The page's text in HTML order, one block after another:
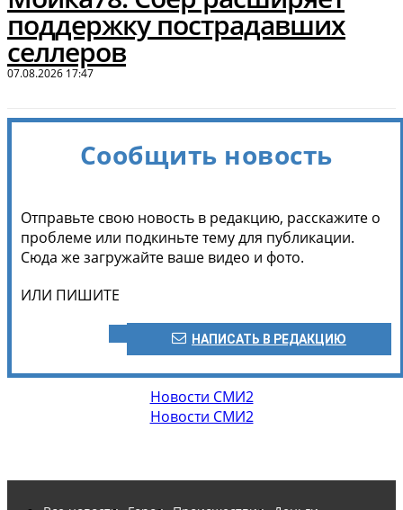
поддержку пострадавших
селлеров
07.08.2026 17:47
Сообщить новость
Отправьте свою новость в редакцию, расскажите о
проблеме или подкиньте тему для публикации.
Сюда же загружайте ваше видео и фото.
ИЛИ ПИШИТЕ
НАПИСАТЬ В РЕДАКЦИЮ
Новости СМИ2
Новости СМИ2